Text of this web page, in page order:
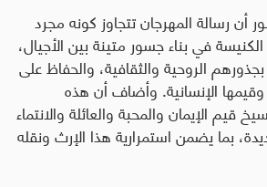
أن رسالة المهرجان تتجاوز كونه مجرد
في بناء جسور متينة بين الأجيال،
بجذورهم الروحية والثقافية، والحفاظ على
الإنسانية. وأضاف أن هذه
قيم الإيمان والمحبة والعائلة والانتماء
بما يضمن استمرارية هذا الإرث ونقله